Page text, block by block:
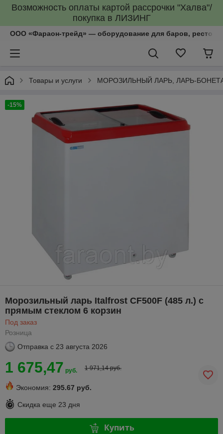
Возможность оплаты картой рассрочки "Халва"/
покупка в ЛИЗИНГ
ООО «Фараон-трейд»‎ — оборудование для баров,
Товары и услуги МОРОЗИЛЬНЫЙ ЛАРЬ, ЛАРЬ-
-15%
Морозильный ларь Italfrost CF500F (485 л.) с
прямым стеклом 6 корзин
Под заказ
Розница
Отправка с 23 августа 2026
1 675,47 руб. 1 971,14 руб.
Экономия: 295.67 руб.
Скидка еще 23 дня
Купить